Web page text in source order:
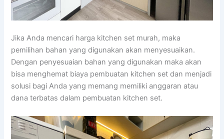
Jika Anda mencari harga kitchen set murah, maka
pemilihan bahan yang digunakan akan menyesuaikan.
Dengan penyesuaian bahan yang digunakan maka akan
bisa menghemat biaya pembuatan kitchen set dan menjadi
solusi bagi Anda yang memang memiliki anggaran atau
dana terbatas dalam pembuatan kitchen set.